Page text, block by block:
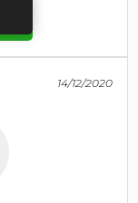
14/12/2020